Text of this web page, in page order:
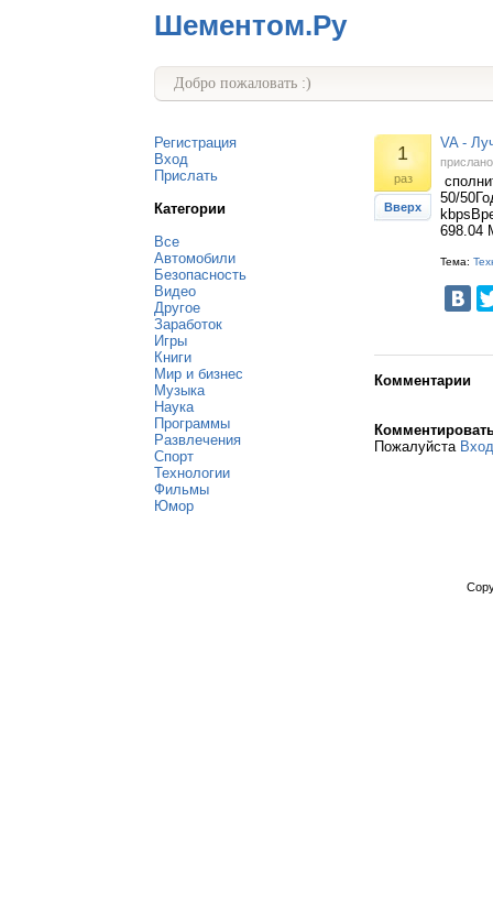
Шементом.Ру
Добро пожаловать :)
Регистрация
Вход
Прислать
Категории
Все
Автомобили
Безопасность
Видео
Другое
Заработок
Игры
Книги
Мир и бизнес
Музыка
Наука
Программы
Развлечения
Спорт
Технологии
Фильмы
Юмор
1
раз
Вверх
VA -
50/
698.04
Тема:
Комментарии
Пожалуйста Вход